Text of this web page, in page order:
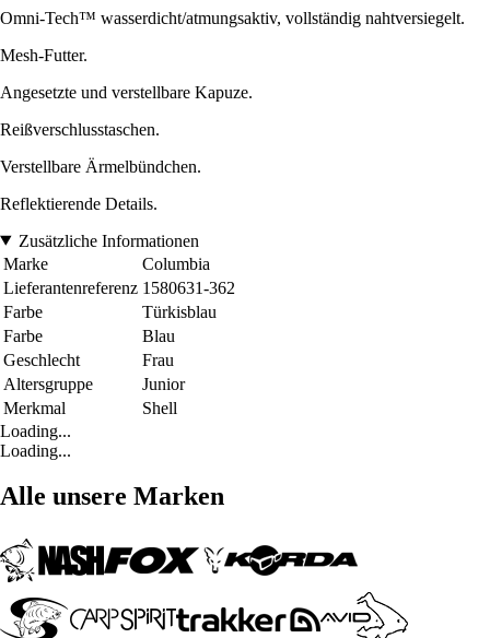
Omni-Tech™ wasserdicht/atmungsaktiv, vollständig nahtversiegelt.
Mesh-Futter.
Angesetzte und verstellbare Kapuze.
Reißverschlusstaschen.
Verstellbare Ärmelbündchen.
Reflektierende Details.
Zusätzliche Informationen
Marke
Columbia
Lieferantenreferenz 1580631-362
Farbe
Türkisblau
Farbe
Blau
Geschlecht
Frau
Altersgruppe
Junior
Merkmal
Shell
Loading...
Loading...
Alle unsere Marken